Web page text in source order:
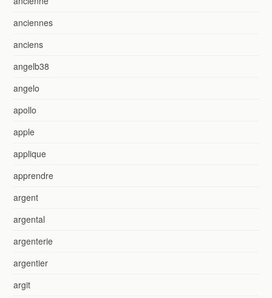
anciennes
anciens
angelb38
angelo
apollo
apple
applique
apprendre
argent
argental
argenterie
argentier
argit